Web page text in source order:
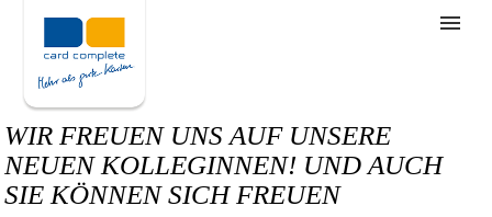
Stellenangebote
Unternehmensziele
Was wir bieten
Wie bewerbe ich mich
WIR FREUEN UNS AUF UNSERE
NEUEN KOLLEGINNEN! UND AUCH
SIE KÖNNEN SICH FREUEN